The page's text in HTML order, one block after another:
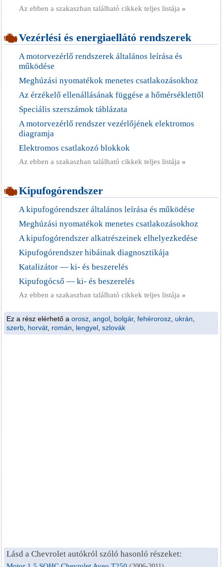
Az ebben a szakaszban található cikkek teljes listája »
Vezérlési és energiaellátó rendszerek
A motorvezérlő rendszerek általános leírása és
működése
Meghúzási nyomatékok menetes csatlakozásokhoz
Az érzékelő ellenállásának függése a hőmérséklettől
Speciális szerszámok táblázata
A motorvezérlő rendszer vezérlőjének elektromos
diagramja
Elektromos csatlakozó blokkok
Az ebben a szakaszban található cikkek teljes listája »
Kipufogórendszer
A kipufogórendszer általános leírása és működése
Meghúzási nyomatékok menetes csatlakozásokhoz
A kipufogórendszer alkatrészeinek elhelyezkedése
Kipufogórendszer hibáinak diagnosztikája
Katalizátor — ki- és beszerelés
Kipufogócső — ki- és beszerelés
Az ebben a szakaszban található cikkek teljes listája »
Ez a rész elérhető a orosz angol bolgár, fehérorosz ukrán
szerb horvát román lengyel szlovák
Lásd a Chevrolet autókról szóló hasonló részeket: